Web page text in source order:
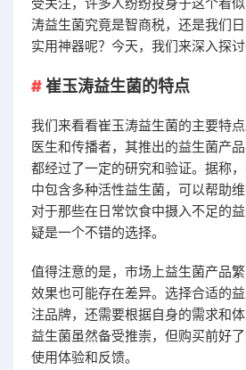
涛益生菌究竟是智商税，还是我们
实用神器呢？今天，我们来深入探讨
崔玉涛益生菌的特点
我们来看看崔玉涛益生菌的主要特
医生和传播者，其推出的益生菌产
都经过了一定的研究和验证。据称
中包含多种活性益生菌，可以帮助维
对于那些在日常饮食中摄入不足的
疑是一个不错的选择。
值得注意的是，市场上益生菌产品
效果也可能存在差异。选择合适的
注品牌，还需要根据自身的需求和
益生菌虽然备受推崇，但购买前好
使用体验和反馈。